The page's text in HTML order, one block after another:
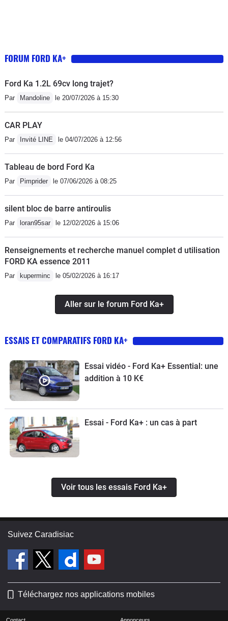
FORUM FORD KA+
Ford Ka 1.2L 69cv long trajet?
Par Mandoline le 20/07/2026 à 15:30
CAR PLAY
Par Invité LINE le 04/07/2026 à 12:56
Tableau de bord Ford Ka
Par Pimprider le 07/06/2026 à 08:25
silent bloc de barre antiroulis
Par loran95sar le 12/02/2026 à 15:06
Renseignements et recherche manuel complet d utilisation
FORD KA essence 2011
Par kuperminc le 05/02/2026 à 16:17
Aller sur le forum Ford Ka+
ESSAIS ET COMPARATIFS FORD KA+
Essai vidéo - Ford Ka+ Essential: une
addition à 10 K€
Essai - Ford Ka+ : un cas à part
Voir tous les essais Ford Ka+
Suivez Caradisiac
Téléchargez nos applications mobiles